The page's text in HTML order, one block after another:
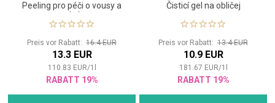
Peeling pro péči o vousy a
pleť
Preis vor Rabatt: 16.4 EUR
13.3 EUR
110.83 EUR/1
RABATT 19%
Čisticí gel na obličej
Preis vor Rabatt: 13.4 EUR
10.9 EUR
181.67 EUR/1
RABATT 19%